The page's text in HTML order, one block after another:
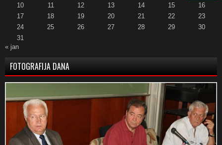
10
11 12 13 14 15
16
17
18 19 20 21 22
23
24
25 26 27 28 29
30
31
« jan
FOTOGRAFIJA DANA